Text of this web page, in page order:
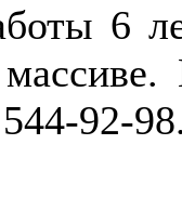
6
92-98.